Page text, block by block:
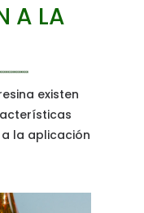
A LA
existen
la aplicación